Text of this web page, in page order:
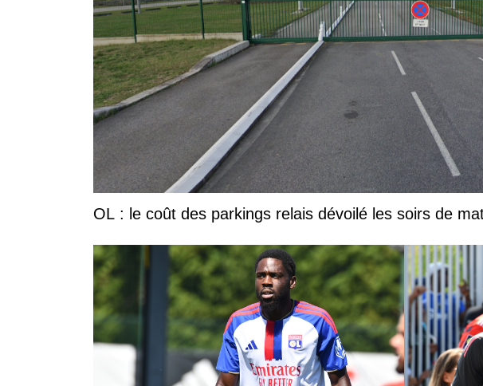
OL : le coût des parkings relais dévoilé les soirs de